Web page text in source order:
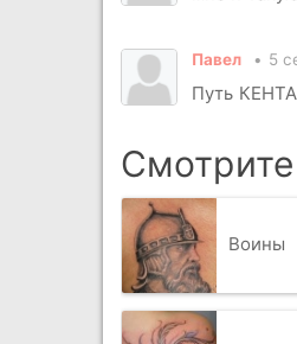
Павел 5
Путь
Воины